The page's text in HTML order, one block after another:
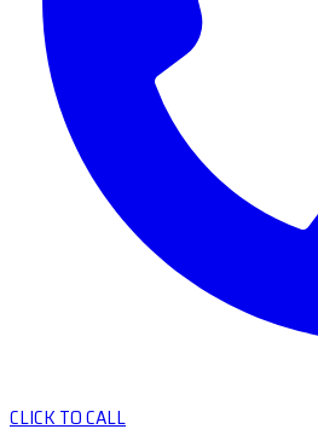
CLICK TO CALL